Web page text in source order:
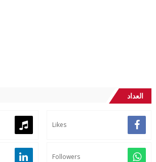
العداد
Likes
Followers